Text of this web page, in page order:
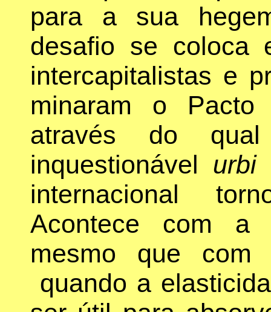
para a sua
desafio se coloca
intercapitalistas e
minaram o
através do qual
inquestionável urbi
internacional
Acontece com a
mesmo que com
quando a